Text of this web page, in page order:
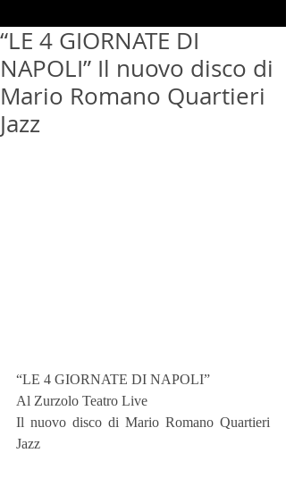
“LE 4 GIORNATE DI
NAPOLI” Il nuovo disco di
Mario Romano Quartieri
Jazz
“LE 4 GIORNATE DI NAPOLI”
Al Zurzolo Teatro Live
Il nuovo disco di Mario Romano Quartieri
Jazz